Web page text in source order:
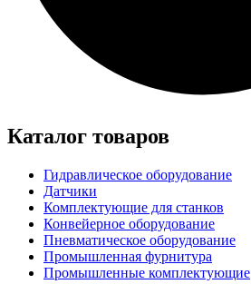
Каталог товаров
Гидравлическое оборудование
Датчики
Комплектующие для станков
Конвейерное оборудование
Пневматическое оборудование
Промышленная фурнитура
Промышленные комплектующие